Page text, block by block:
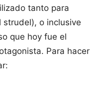
tanto para
strudel), o inclusive
que hoy fue el
Para hacer